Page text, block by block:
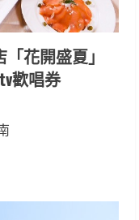
花開盛夏」
歡唱券